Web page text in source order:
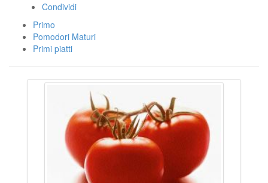
Condividi
Primo
Pomodori Maturi
Primi piatti